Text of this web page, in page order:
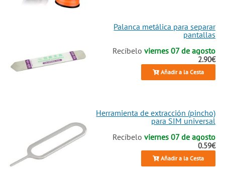
Palanca metálica para separar
pantallas
Recíbeloviernes 07 de agosto
2.90€
Añadir a la Cesta
Herramienta de extracción (pincho)
para SIM universal
Recíbeloviernes 07 de agosto
0.59€
Añadir a la Cesta